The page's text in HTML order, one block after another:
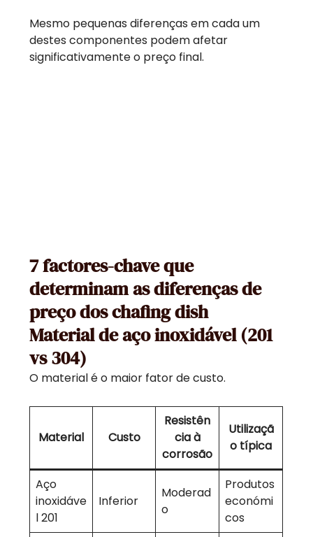
Mesmo pequenas diferenças em cada um
destes componentes podem afetar
significativamente o preço final.
7 factores-chave que
determinam as diferenças de
preço dos chafing dish
Material de aço inoxidável (201
vs 304)
O material é o maior fator de custo.
Material Custo
Resistên
cia à
corrosão
Utilizaçã
o típica
Aço
inoxidáve
l 201
Inferior
Moderad
o
Produtos
económi
cos